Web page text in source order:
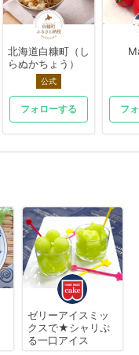
北海道白糠町（し
らぬかちょう）
公式
フォローする フ
ゼリーアイスミッ
クスで★シャリぷ
る一口アイス